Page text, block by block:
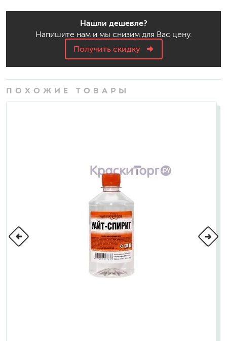
Нашли дешевле?
Напишите нам и мы снизим для Вас цену.
Получить скидку
ПОХОЖИЕ ТОВАРЫ